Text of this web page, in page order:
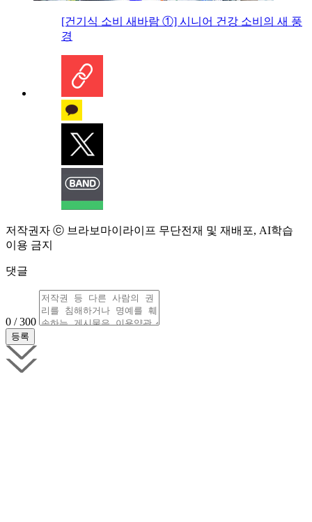
[건기식 소비 새바람 ①] 시니어 건강 소비의 새 풍
경
저작권자 ⓒ 브라보마이라이프 무단전재 및 재배포, AI학습
이용 금지
댓글
0 / 300